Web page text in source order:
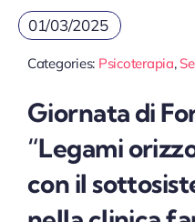
01/03/2025
Categories: Psicoterapia,
Giornata di
“Legami
con il